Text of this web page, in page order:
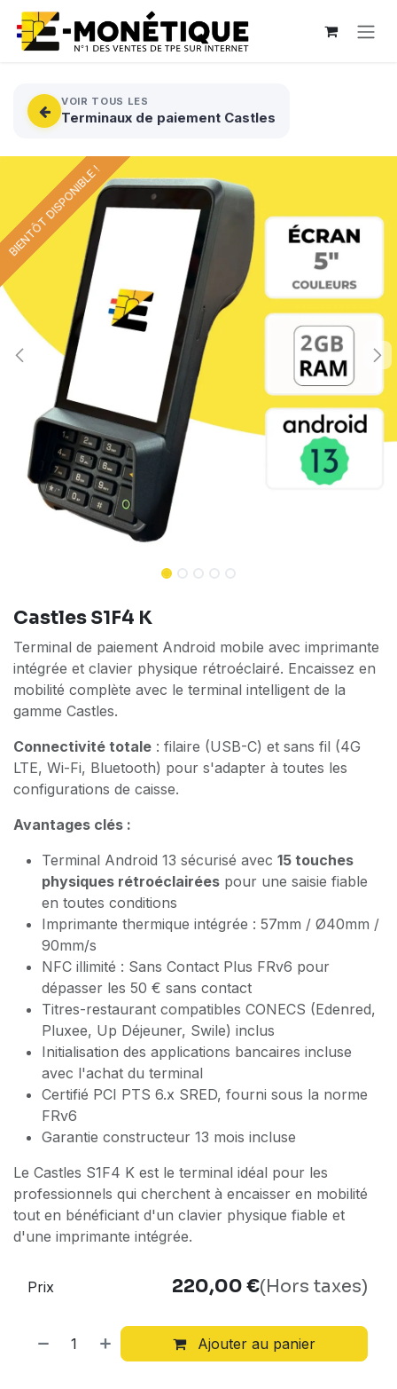
Se rendre au contenu
VOIR TOUS LES
Terminaux de paiement Castles
BIENTÔT DISPONIBLE !
BIENTÔT DISPONIBLE !
Castles S1F4 K
Terminal de paiement Android mobile avec imprimante
intégrée et clavier physique rétroéclairé. Encaissez en
mobilité complète avec le terminal intelligent de la
gamme Castles.
Connectivité totale : filaire (USB-C) et sans fil (4G
LTE, Wi-Fi, Bluetooth) pour s'adapter à toutes les
configurations de caisse.
Avantages clés :
Terminal Android 13 sécurisé avec 15 touches
physiques rétroéclairées pour une saisie fiable
en toutes conditions
Imprimante thermique intégrée : 57mm / Ø40mm /
90mm/s
NFC illimité : Sans Contact Plus FRv6 pour
dépasser les 50 € sans contact
Titres-restaurant compatibles CONECS (Edenred,
Pluxee, Up Déjeuner, Swile) inclus
Initialisation des applications bancaires incluse
avec l'achat du terminal
Certifié PCI PTS 6.x SRED, fourni sous la norme
FRv6
Garantie constructeur 13 mois incluse
Le Castles S1F4 K est le terminal idéal pour les
professionnels qui cherchent à encaisser en mobilité
tout en bénéficiant d'un clavier physique fiable et
d'une imprimante intégrée.
Ajouter au panier
Prix 220,00€(Hors taxes)